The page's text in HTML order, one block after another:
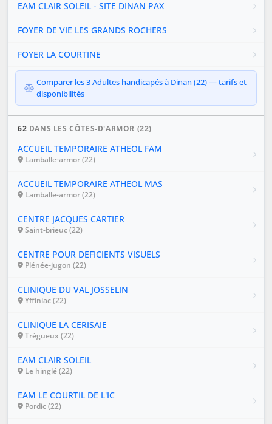
EAM CLAIR SOLEIL - SITE DINAN PAX
FOYER DE VIE LES GRANDS ROCHERS
FOYER LA COURTINE
Comparer les 3 Adultes handicapés à Dinan (22) — tarifs et
disponibilités
62 DANS LES CÔTES-D'ARMOR (22)
ACCUEIL TEMPORAIRE ATHEOL FAM
Lamballe-armor (22)
ACCUEIL TEMPORAIRE ATHEOL MAS
Lamballe-armor (22)
CENTRE JACQUES CARTIER
Saint-brieuc (22)
CENTRE POUR DEFICIENTS VISUELS
Plénée-jugon (22)
CLINIQUE DU VAL JOSSELIN
Yffiniac (22)
CLINIQUE LA CERISAIE
Trégueux (22)
EAM CLAIR SOLEIL
Le hinglé (22)
EAM LE COURTIL DE L'IC
Pordic (22)